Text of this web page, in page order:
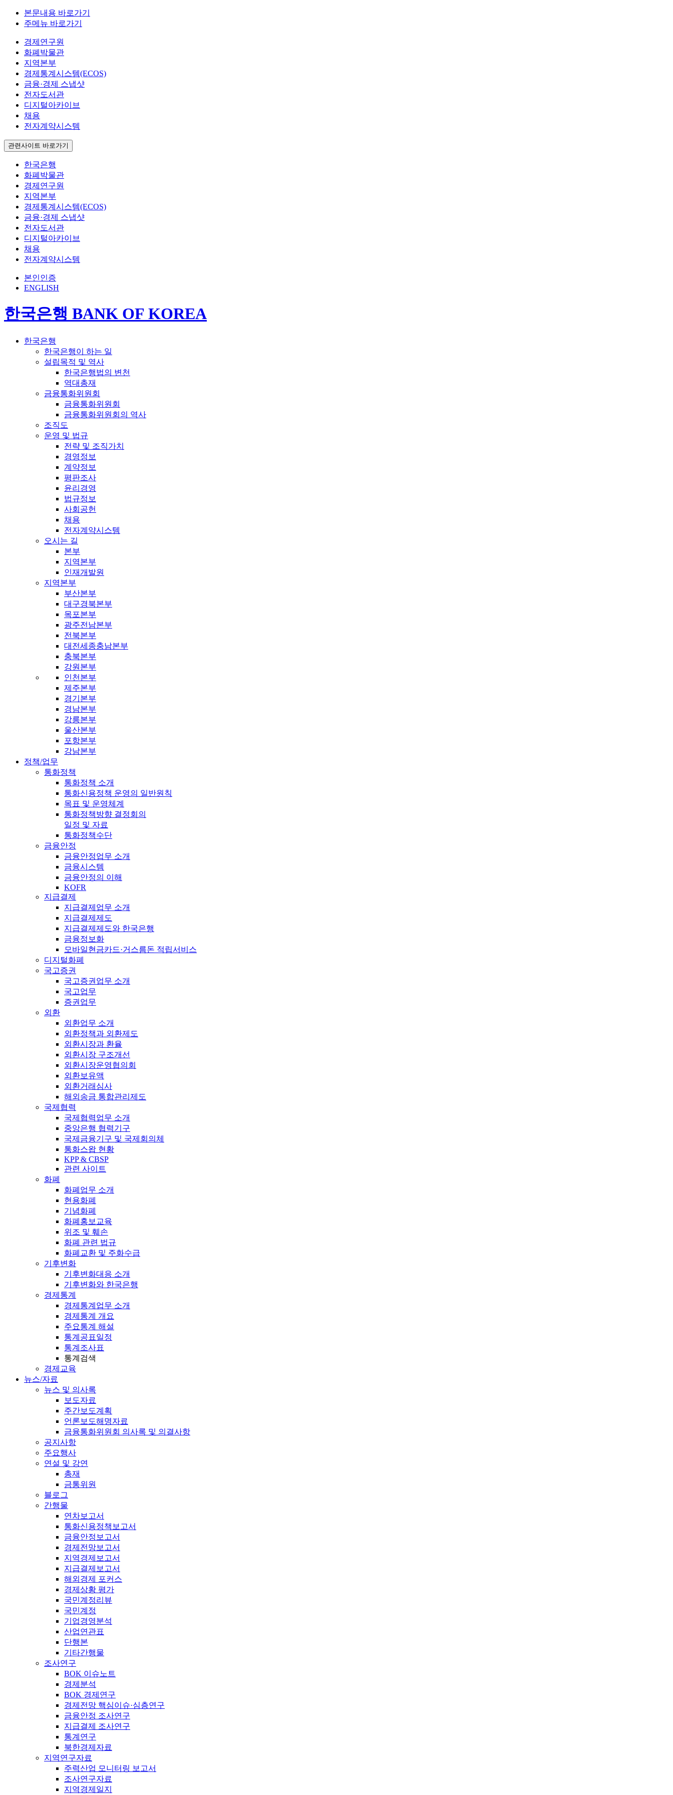
본문내용 바로가기
주메뉴 바로가기
경제연구원
화폐박물관
지역본부
경제통계시스템(ECOS)
금융·경제 스냅샷
전자도서관
디지털아카이브
채용
전자계약시스템
관련사이트 바로가기
한국은행
화폐박물관
경제연구원
지역본부
경제통계시스템(ECOS)
금융·경제 스냅샷
전자도서관
디지털아카이브
채용
전자계약시스템
본인인증
ENGLISH
한국은행 BANK OF KOREA
한국은행
한국은행이 하는 일
설립목적 및 역사
한국은행법의 변천
역대총재
금융통화위원회
금융통화위원회
금융통화위원회의 역사
조직도
운영 및 법규
전략 및 조직가치
경영정보
계약정보
평판조사
윤리경영
법규정보
사회공헌
채용
전자계약시스템
오시는 길
본부
지역본부
인재개발원
지역본부
부산본부
대구경북본부
목포본부
광주전남본부
전북본부
대전세종충남본부
충북본부
강원본부
인천본부
제주본부
경기본부
경남본부
강릉본부
울산본부
포항본부
강남본부
정책/업무
통화정책
통화정책 소개
통화신용정책 운영의 일반원칙
목표 및 운영체계
통화정책방향 결정회의
일정 및 자료
통화정책수단
금융안정
금융안정업무 소개
금융시스템
금융안정의 이해
KOFR
지급결제
지급결제업무 소개
지급결제제도
지급결제제도와 한국은행
금융정보화
모바일현금카드·거스름돈 적립서비스
디지털화폐
국고증권
국고증권업무 소개
국고업무
증권업무
외환
외환업무 소개
외환정책과 외환제도
외환시장과 환율
외환시장 구조개선
외환시장운영협의회
외환보유액
외환거래심사
해외송금 통합관리제도
국제협력
국제협력업무 소개
중앙은행 협력기구
국제금융기구 및 국제회의체
통화스왑 현황
KPP & CBSP
관련 사이트
화폐
화폐업무 소개
현용화폐
기념화폐
화폐홍보교육
위조 및 훼손
화폐 관련 법규
화폐교환 및 주화수급
기후변화
기후변화대응 소개
기후변화와 한국은행
경제통계
경제통계업무 소개
경제통계 개요
주요통계 해설
통계공표일정
통계조사표
통계검색
경제교육
뉴스/자료
뉴스 및 의사록
보도자료
주간보도계획
언론보도해명자료
금융통화위원회 의사록 및 의결사항
공지사항
주요행사
연설 및 강연
총재
금통위원
블로그
간행물
연차보고서
통화신용정책보고서
금융안정보고서
경제전망보고서
지역경제보고서
지급결제보고서
해외경제 포커스
경제상황 평가
국민계정리뷰
국민계정
기업경영분석
산업연관표
단행본
기타간행물
조사연구
BOK 이슈노트
경제분석
BOK 경제연구
경제전망 핵심이슈·심층연구
금융안정 조사연구
지급결제 조사연구
통계연구
북한경제자료
지역연구자료
주력산업 모니터링 보고서
조사연구자료
지역경제일지